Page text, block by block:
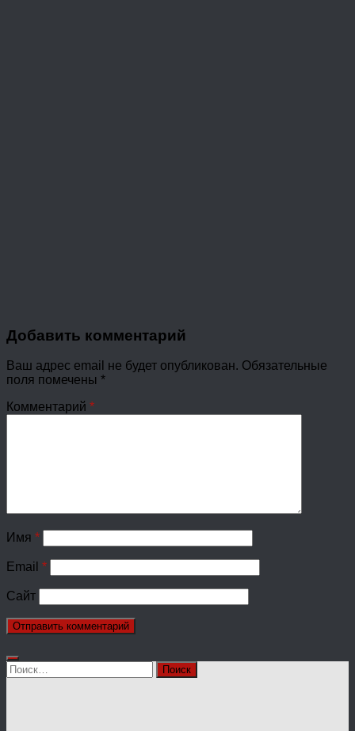
Добавить комментарий
Ваш адрес email не будет опубликован. Обязательные
поля помечены *
Комментарий *
Имя *
Email *
Сайт
Найти: